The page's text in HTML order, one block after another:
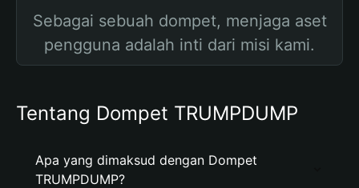
Sebagai sebuah dompet, menjaga aset
pengguna adalah inti dari misi kami.
Tentang Dompet TRUMPDUMP
Apa yang dimaksud dengan Dompet
TRUMPDUMP?